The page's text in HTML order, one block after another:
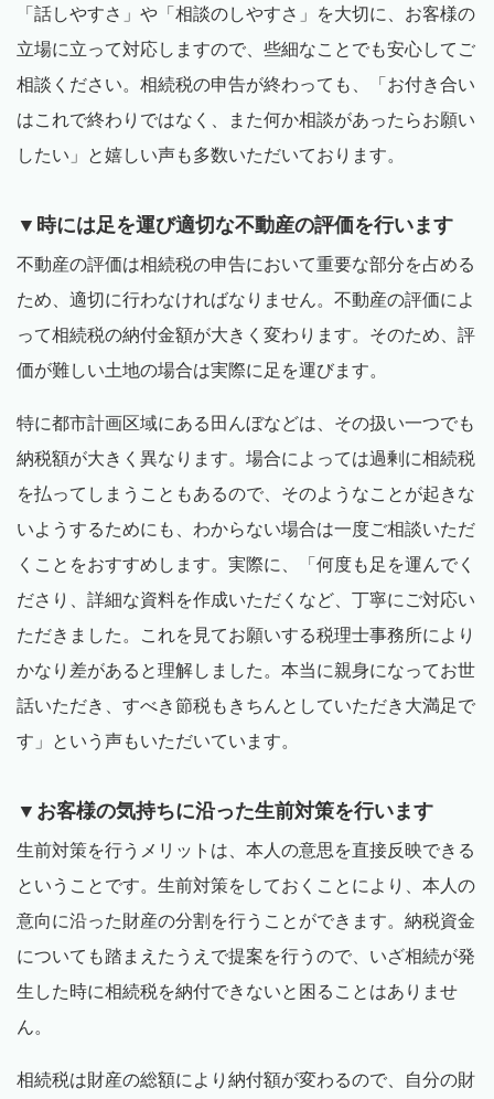
「話しやすさ」や「相談のしやすさ」を大切に、お客様の
立場に立って対応しますので、些細なことでも安心してご
相談ください。相続税の申告が終わっても、「お付き合い
はこれで終わりではなく、また何か相談があったらお願い
したい」と嬉しい声も多数いただいております。
▼時には足を運び適切な不動産の評価を行います
不動産の評価は相続税の申告において重要な部分を占める
ため、適切に行わなければなりません。不動産の評価によ
って相続税の納付金額が大きく変わります。そのため、評
価が難しい土地の場合は実際に足を運びます。
特に都市計画区域にある田んぼなどは、その扱い一つでも
納税額が大きく異なります。場合によっては過剰に相続税
を払ってしまうこともあるので、そのようなことが起きな
いようするためにも、わからない場合は一度ご相談いただ
くことをおすすめします。実際に、「何度も足を運んでく
ださり、詳細な資料を作成いただくなど、丁寧にご対応い
ただきました。これを見てお願いする税理士事務所により
かなり差があると理解しました。本当に親身になってお世
話いただき、すべき節税もきちんとしていただき大満足で
す」という声もいただいています。
▼お客様の気持ちに沿った生前対策を行います
生前対策を行うメリットは、本人の意思を直接反映できる
ということです。生前対策をしておくことにより、本人の
意向に沿った財産の分割を行うことができます。納税資金
についても踏まえたうえで提案を行うので、いざ相続が発
生した時に相続税を納付できないと困ることはありませ
ん。
相続税は財産の総額により納付額が変わるので、自分の財